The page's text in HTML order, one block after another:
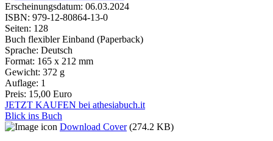
Erscheinungsdatum: 06.03.2024
ISBN: 979-12-80864-13-0
Seiten: 128
Buch flexibler Einband (Paperback)
Sprache: Deutsch
Format: 165 x 212 mm
Gewicht: 372 g
Auflage: 1
Preis: 15,00 Euro
JETZT KAUFEN bei athesiabuch.it
Blick ins Buch
Download Cover (274.2 KB)